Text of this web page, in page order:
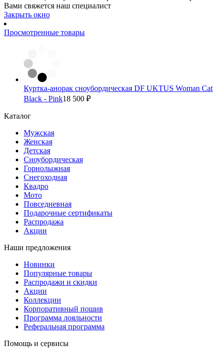
Вами свяжется наш специалист
Закрыть окно
Просмотренные товары
Куртка-анорак сноубордическая DF UKTUS Woman Cat
Black - Pink18 500 ₽
Каталог
Мужская
Женская
Детская
Сноубордическая
Горнолыжная
Снегоходная
Квадро
Мото
Повседневная
Подарочные сертификаты
Распродажа
Акции
Наши предложения
Новинки
Популярные товары
Распродажи и скидки
Акции
Коллекции
Корпоративный пошив
Программа лояльности
Реферальная программа
Помощь и сервисы